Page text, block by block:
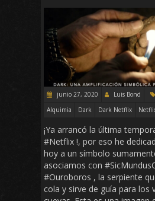
junio 27, 2020 Luis Bond
Alquimia
Dark Dark Netflix
¡Ya arrancó la última
#Netflix !, por eso he
hoy a un símbolo
asociamos con
#Ouroboros , la serpiente
cola y sirve de guía para los